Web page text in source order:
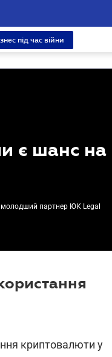
під час війни
є шанс на
молодший партнер ЮК Legal
криптовалюти у